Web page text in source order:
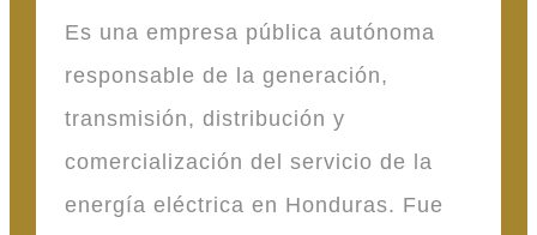
Es una empresa pública autónoma
responsable de la generación,
transmisión, distribución y
comercialización del servicio de la
energía eléctrica en Honduras. Fue